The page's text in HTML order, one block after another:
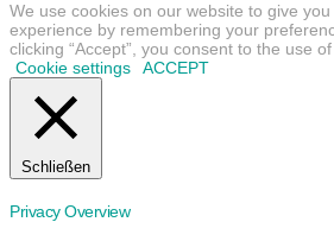
We use cookies on our website to give
experience by remembering your
clicking “Accept”, you consent to the use
Cookie settings
ACCEPT
Schließen
Privacy Overview